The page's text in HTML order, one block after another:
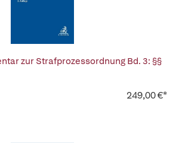
Strafprozessordnung Bd. 3: §§
249,00 €*